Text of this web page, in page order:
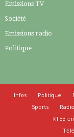
Emissions TV
Société
Emissions radio
Politique
Infos Politique
Sports
Radio
RTB3